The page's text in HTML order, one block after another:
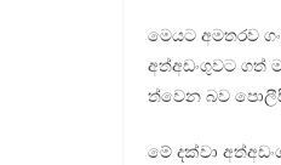
මෙයට අම­ත­රව
අත්අ­ඩං­ගු­වට ගත්
ත්වෙන බව
මේ දක්වා